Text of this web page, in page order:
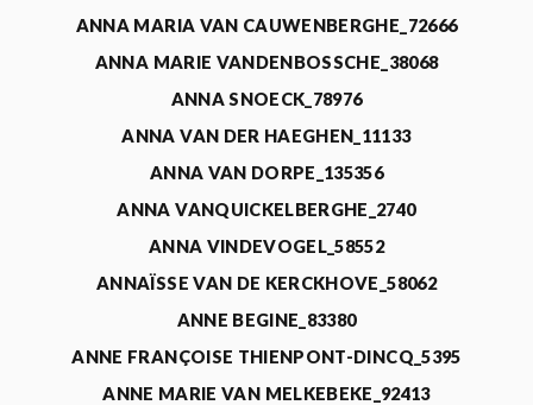
ANNA MARIA VAN CAUWENBERGHE_72666
ANNA MARIE VANDENBOSSCHE_38068
ANNA SNOECK_78976
ANNA VAN DER HAEGHEN_11133
ANNA VAN DORPE_135356
ANNA VANQUICKELBERGHE_2740
ANNA VINDEVOGEL_58552
ANNAÏSSE VAN DE KERCKHOVE_58062
ANNE BEGINE_83380
ANNE FRANÇOISE THIENPONT-DINCQ_5395
ANNE MARIE VAN MELKEBEKE_92413